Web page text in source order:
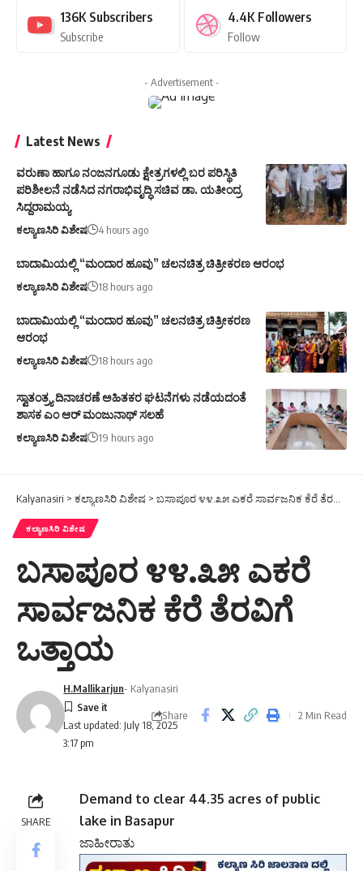
136K Subscribers
Subscribe
4.4K Followers
Follow
- Advertisement -
Latest News
ವರುಣಾ ಹಾಗೂ ನಂಜನಗೂಡು ಕ್ಷೇತ್ರಗಳಲ್ಲಿ ಬರ ಪರಿಸ್ಥಿತಿ
ಪರಿಶೀಲನೆ ನಡೆಸಿದ ನಗರಾಭಿವೃದ್ಧಿ ಸಚಿವ ಡಾ. ಯತೀಂದ್ರ
ಸಿದ್ದರಾಮಯ್ಯ
ಕಲ್ಯಾಣಸಿರಿ ವಿಶೇಷ 4 hours ago
ಬಾದಾಮಿಯಲ್ಲಿ “ಮಂದಾರ ಹೂವು” ಚಲನಚಿತ್ರ ಚಿತ್ರೀಕರಣ ಆರಂಭ
ಕಲ್ಯಾಣಸಿರಿ ವಿಶೇಷ 18 hours ago
ಬಾದಾಮಿಯಲ್ಲಿ “ಮಂದಾರ ಹೂವು” ಚಲನಚಿತ್ರ ಚಿತ್ರೀಕರಣ
ಆರಂಭ
ಕಲ್ಯಾಣಸಿರಿ ವಿಶೇಷ 18 hours ago
ಸ್ವಾತಂತ್ರ್ಯ ದಿನಾಚರಣೆ ಅಹಿತಕರ ಘಟನೆಗಳು ನಡೆಯದಂತೆ
ಶಾಸಕ ಎಂ ಆರ್ ಮಂಜುನಾಥ್ ಸಲಹೆ
ಕಲ್ಯಾಣಸಿರಿ ವಿಶೇಷ 19 hours ago
Kalyanasiri > ಕಲ್ಯಾಣಸಿರಿ ವಿಶೇಷ > ಬಸಾಪೂರ ೪೪.೩೫ ಎಕರೆ ಸಾರ್ವಜನಿಕ ಕೆರೆ ತೆರವಿಗೆ ಒತ್ತಾಯ
ಕಲ್ಯಾಣಸಿರಿ ವಿಶೇಷ
ಬಸಾಪೂರ ೪೪.೩೫ ಎಕರೆ
ಸಾರ್ವಜನಿಕ ಕೆರೆ ತೆರವಿಗೆ
ಒತ್ತಾಯ
Last updated: July 18, 2025
3:17 pm
H.Mallikarjun- Kalyanasiri
Share 2 Min Read
SHARE
Demand to clear 44.35 acres of public
lake in Basapur
ಜಾಹೀರಾತು